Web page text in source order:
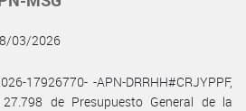
03/2026
17926770- -APN-DRRHH#CRJYPPF,
de Presupuesto General de la